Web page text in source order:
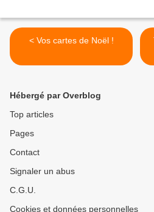
< Vos cartes de Noël !
Hébergé par Overblog
Top articles
Pages
Contact
Signaler un abus
C.G.U.
Cookies et données personnelles